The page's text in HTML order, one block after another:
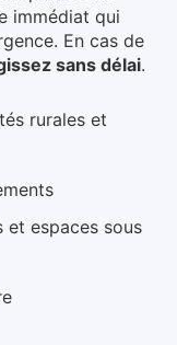
immédiat qui
En cas de
sans délai.
rurales et
et espaces sous